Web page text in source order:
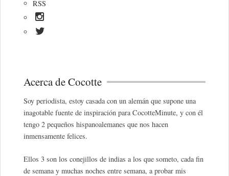
RSS
Acerca de Cocotte
Soy periodista, estoy casada con un alemán que supone una
inagotable fuente de inspiración para CocotteMinute, y con él
tengo 2 pequeños hispanoalemanes que nos hacen
inmensamente felices.
Ellos 3 son los conejillos de indias a los que someto, cada fin
de semana y muchas noches entre semana, a probar mis